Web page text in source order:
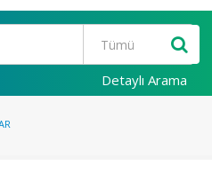
Detaylı Arama